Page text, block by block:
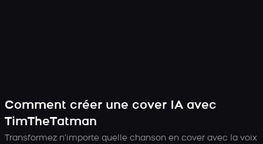
Comment créer une cover IA avec
TimTheTatman
Transformez n’importe quelle chanson en cover avec la voix